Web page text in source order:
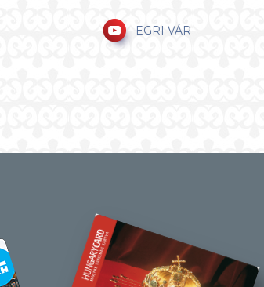
EGRI VÁR